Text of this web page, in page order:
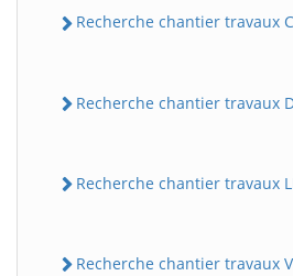
Recherche chantier travaux
Recherche chantier travaux
Recherche chantier travaux
Recherche chantier travaux